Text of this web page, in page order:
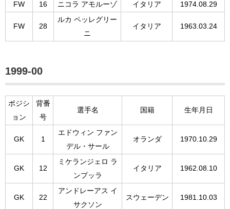
FW 16 ニコラ アモルーゾ イタリア 1974.08.29
FW 28
ルカ ペッレグリー
ニ
イタリア 1963.03.24
1999-00
ポジシ
ョン
背番
号
選手名 国籍 生年月日
GK 1
エドウィン ファン
デル・サール
オランダ 1970.10.29
GK 12
ミケランジェロ ラ
ンプッラ
イタリア 1962.08.10
GK 22
アンドレーアス イ
サクソン
スウェーデン 1981.10.03